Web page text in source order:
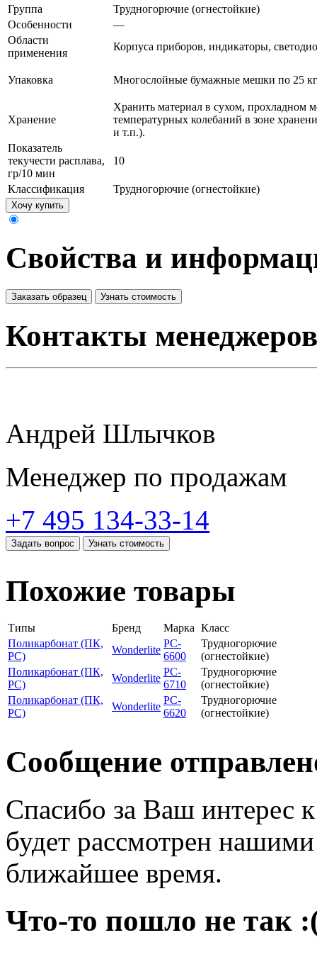
Группа
Трудногорючие (огнестойкие)
Особенности
—
Области
применения
Корпуса приборов, индикаторы,
Упаковка Многослойные бумажные мешки по 25
Хранение
Хранить материал в сухом, прохладном
температурных колебаний в зоне
и т.п.).
Показатель
текучести расплава,
гр/10 мин
10
Классификация Трудногорючие (огнестойкие)
Хочу купить
Свойства и
Заказать образец Узнать стоимость
Контакты менеджеров
Андрей Шлычков
Менеджер по продажам
+7 495 134-33-14
Задать вопрос Узнать стоимость
Похожие товары
Типы Бренд Марка Класс
Поликарбонат (ПК,
PC)
Wonderlite
PC-
6600
Трудногорючие
(огнестойкие)
Поликарбонат (ПК,
PC)
Wonderlite
PC-
6710
Трудногорючие
(огнестойкие)
Поликарбонат (ПК,
PC)
Wonderlite
PC-
6620
Трудногорючие
(огнестойкие)
Сообщение
Спасибо за Ваш интерес
будет рассмотрен
ближайшее время.
Что-то пошло не так